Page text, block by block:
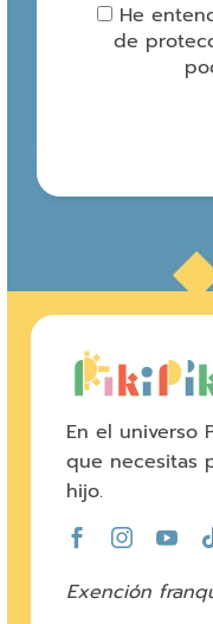
He
de
En el universo
que necesitas
hijo.
Exención